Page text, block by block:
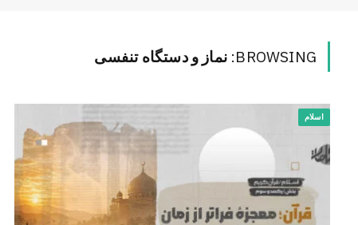
BROWSING: نماز و دستگاه تنفسی
اسلام